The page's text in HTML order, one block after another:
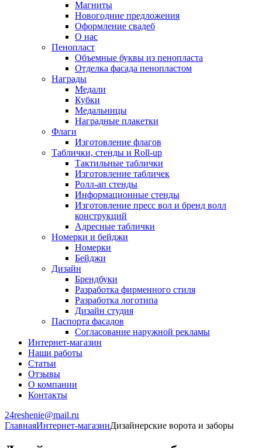
Магниты
Новогодние предложения
Оформление свадеб
О нас
Пенопласт
Объемные буквы из пенопласта
Отделка фасада пенопластом
Награды
Медали
Кубки
Медальницы
Наградные плакетки
Флаги
Изготовление флагов
Таблички, стенды и Roll-up
Тактильные таблички
Изготовление табличек
Ролл-ап стенды
Информационные стенды
Изготовление пресс вол и бренд волл
конструкций
Адресные таблички
Номерки и бейджи
Номерки
Бейджи
Дизайн
Брендбуки
Разработка фирменного стиля
Разработка логотипа
Дизайн студия
Паспорта фасадов
Согласование наружной рекламы
Интернет-магазин
Наши работы
Статьи
Отзывы
О компании
Контакты
24reshenie@mail.ru
ГлавнаяИнтернет-магазинДизайнерские ворота и заборы